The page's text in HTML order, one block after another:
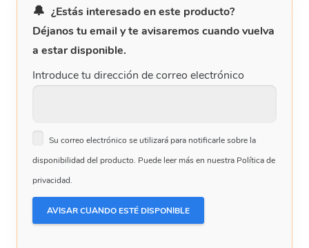
¿Estás interesado en este producto?
Déjanos tu email y te avisaremos cuando vuelva
a estar disponible.
Introduce tu dirección de correo electrónico
Su correo electrónico se utilizará para notificarle sobre la
disponibilidad del producto. Puede leer más en nuestra Política de
privacidad.